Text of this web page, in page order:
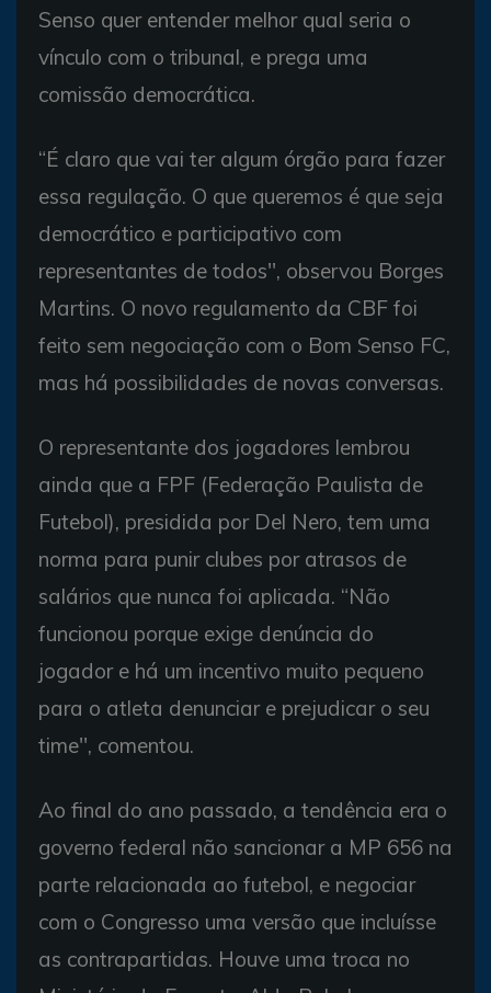
Senso quer entender melhor qual seria o
vínculo com o tribunal, e prega uma
comissão democrática.
“É claro que vai ter algum órgão para fazer
essa regulação. O que queremos é que seja
democrático e participativo com
representantes de todos'', observou Borges
Martins. O novo regulamento da CBF foi
feito sem negociação com o Bom Senso FC,
mas há possibilidades de novas conversas.
O representante dos jogadores lembrou
ainda que a FPF (Federação Paulista de
Futebol), presidida por Del Nero, tem uma
norma para punir clubes por atrasos de
salários que nunca foi aplicada. “Não
funcionou porque exige denúncia do
jogador e há um incentivo muito pequeno
para o atleta denunciar e prejudicar o seu
time'', comentou.
Ao final do ano passado, a tendência era o
governo federal não sancionar a MP 656 na
parte relacionada ao futebol, e negociar
com o Congresso uma versão que incluísse
as contrapartidas. Houve uma troca no